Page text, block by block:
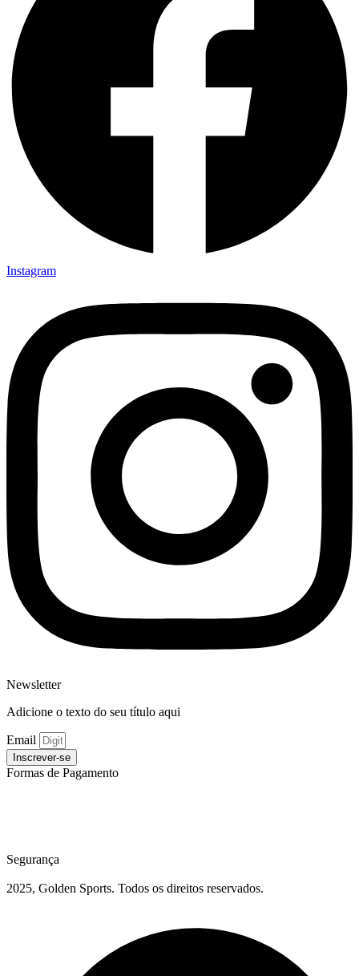
Instagram
Newsletter
Adicione o texto do seu título aqui
Email
Inscrever-se
Formas de Pagamento
Segurança
2025, Golden Sports. Todos os direitos reservados.